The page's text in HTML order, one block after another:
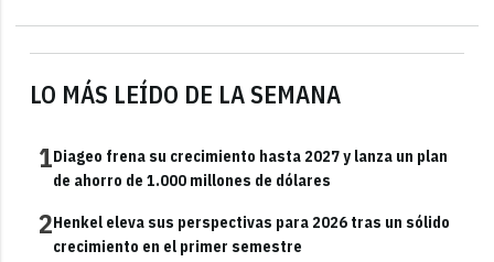
LO MÁS LEÍDO DE LA SEMANA
1Diageo frena su crecimiento hasta 2027 y lanza un plan
de ahorro de 1.000 millones de dólares
2Henkel eleva sus perspectivas para 2026 tras un sólido
crecimiento en el primer semestre